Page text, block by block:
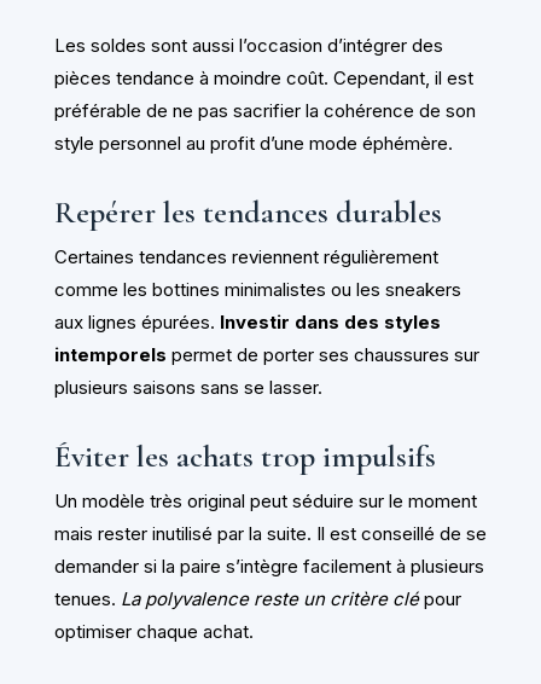
Les soldes sont aussi l’occasion d’intégrer des
pièces tendance à moindre coût. Cependant, il est
préférable de ne pas sacrifier la cohérence de son
style personnel au profit d’une mode éphémère.
Repérer les tendances durables
Certaines tendances reviennent régulièrement
comme les bottines minimalistes ou les sneakers
aux lignes épurées. Investir dans des styles
intemporels permet de porter ses chaussures sur
plusieurs saisons sans se lasser.
Éviter les achats trop impulsifs
Un modèle très original peut séduire sur le moment
mais rester inutilisé par la suite. Il est conseillé de se
demander si la paire s’intègre facilement à plusieurs
tenues. La polyvalence reste un critère clépour
optimiser chaque achat.